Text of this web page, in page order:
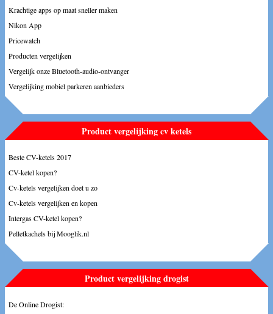
Krachtige apps op maat sneller maken
Nikon App
Pricewatch
Producten vergelijken
Vergelijk onze Bluetooth-audio-ontvanger
Vergelijking mobiel parkeren aanbieders
Product vergelijking cv ketels
Beste CV-ketels 2017
CV-ketel kopen?
Cv-ketels vergelijken doet u zo
Cv-ketels vergelijken en kopen
Intergas CV-ketel kopen?
Pelletkachels bij Mooglik.nl
Product vergelijking drogist
De Online Drogist: